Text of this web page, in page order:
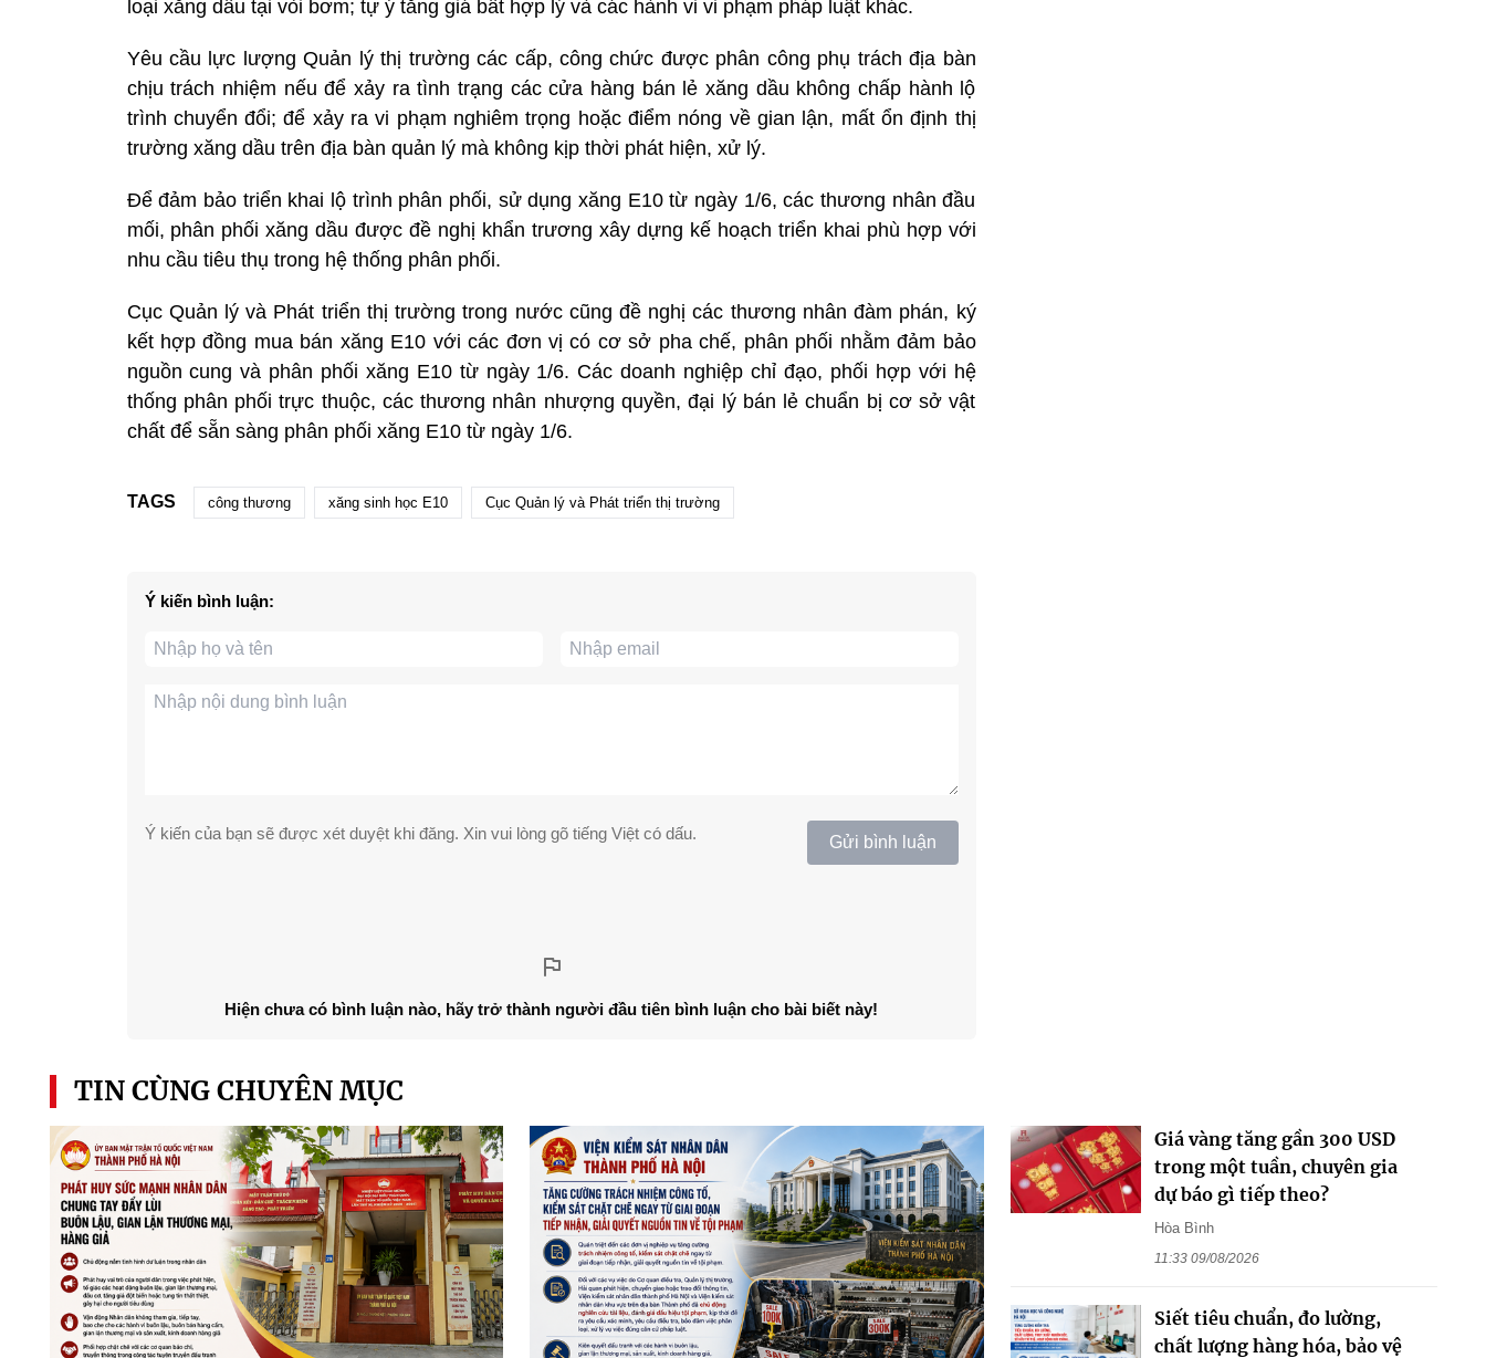
loại xăng dầu tại vòi bơm; tự ý tăng giá bất hợp lý và các hành vi vi phạm pháp luật khác.
Yêu cầu lực lượng Quản lý thị trường các cấp, công chức được phân công phụ trách địa bàn
chịu trách nhiệm nếu để xảy ra tình trạng các cửa hàng bán lẻ xăng dầu không chấp hành lộ
trình chuyển đổi; để xảy ra vi phạm nghiêm trọng hoặc điểm nóng về gian lận, mất ổn định thị
trường xăng dầu trên địa bàn quản lý mà không kịp thời phát hiện, xử lý.
Để đảm bảo triển khai lộ trình phân phối, sử dụng xăng E10 từ ngày 1/6, các thương nhân đầu
mối, phân phối xăng dầu được đề nghị khẩn trương xây dựng kế hoạch triển khai phù hợp với
nhu cầu tiêu thụ trong hệ thống phân phối.
Cục Quản lý và Phát triển thị trường trong nước cũng đề nghị các thương nhân đàm phán, ký
kết hợp đồng mua bán xăng E10 với các đơn vị có cơ sở pha chế, phân phối nhằm đảm bảo
nguồn cung và phân phối xăng E10 từ ngày 1/6. Các doanh nghiệp chỉ đạo, phối hợp với hệ
thống phân phối trực thuộc, các thương nhân nhượng quyền, đại lý bán lẻ chuẩn bị cơ sở vật
chất để sẵn sàng phân phối xăng E10 từ ngày 1/6.
TAGS công thương xăng sinh học E10 Cục Quản lý và Phát triển thị trường
Ý kiến bình luận:
Ý kiến của bạn sẽ được xét duyệt khi đăng. Xin vui lòng gõ tiếng Việt có dấu. Gửi bình luận
Hiện chưa có bình luận nào, hãy trở thành người đầu tiên bình luận cho bài biết này!
TIN CÙNG CHUYÊN MỤC
Giá vàng tăng gần 300 USD
trong một tuần, chuyên gia
dự báo gì tiếp theo?
Hòa Bình
11:33 09/08/2026
Siết tiêu chuẩn, đo lường,
chất lượng hàng hóa, bảo vệ